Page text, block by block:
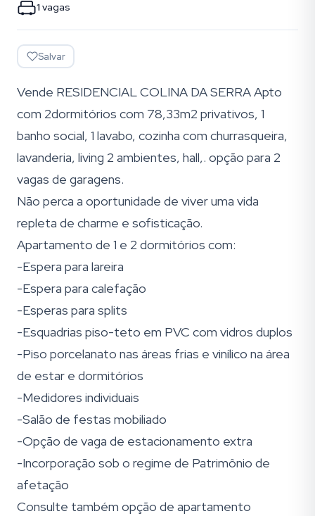
1 vagas
Salvar
Vende RESIDENCIAL COLINA DA SERRA Apto
com 2dormitórios com 78,33m2 privativos, 1
banho social, 1 lavabo, cozinha com churrasqueira,
lavanderia, living 2 ambientes, hall,. opção para 2
vagas de garagens.
Não perca a oportunidade de viver uma vida
repleta de charme e sofisticação.
Apartamento de 1 e 2 dormitórios com:
-Espera para lareira
-Espera para calefação
-Esperas para splits
-Esquadrias piso-teto em PVC com vidros duplos
-Piso porcelanato nas áreas frias e vinílico na área
de estar e dormitórios
-Medidores individuais
-Salão de festas mobiliado
-Opção de vaga de estacionamento extra
-Incorporação sob o regime de Patrimônio de
afetação
Consulte também opção de apartamento